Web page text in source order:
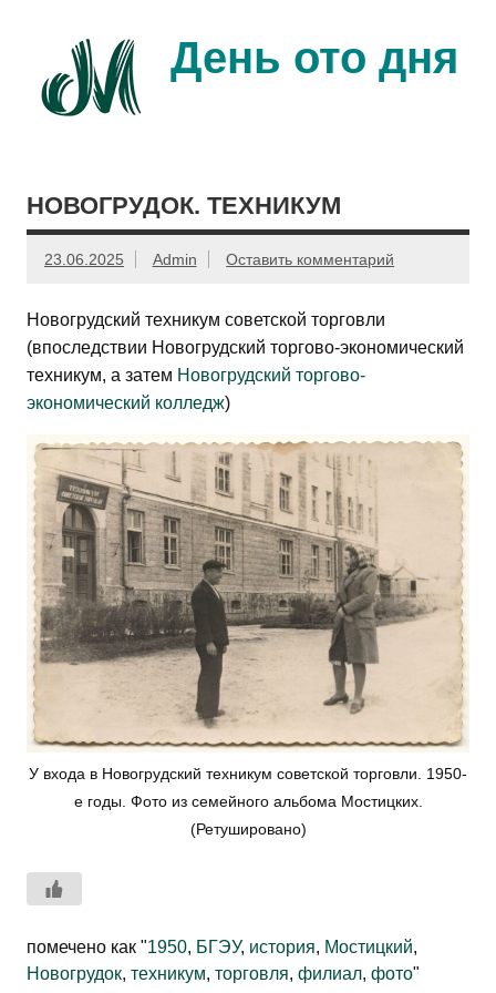
содержимому
День ото дня
НОВОГРУДОК. ТЕХНИКУМ
23.06.2025 Admin Оставить комментарий
Новогрудский техникум советской торговли
(впоследствии Новогрудский торгово-экономический
техникум, а затем Новогрудский торгово-
экономический колледж)
У входа в Новогрудский техникум советской торговли. 1950-
е годы. Фото из семейного альбома Мостицких.
(Ретушировано)
помечено как "1950, БГЭУ, история, Мостицкий,
Новогрудок, техникум, торговля, филиал, фото"